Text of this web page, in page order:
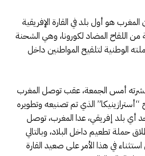
المغرب هو أول بلد في القارة الإفريقية
المضاد لكورونا، وهي الشحنة
الوطنية لتلقيح المواطنين داخل
نشرته أمس الجمعة، عقب توصل المغرب
“أسترازينيكا” الذي تم تصنيعه وتطويره
أي بلد إفريقي، عدا المغرب، توصل
حملة تطعيم داخل البلاد، وبالتالي
في هذا الأمر على صعيد القارة